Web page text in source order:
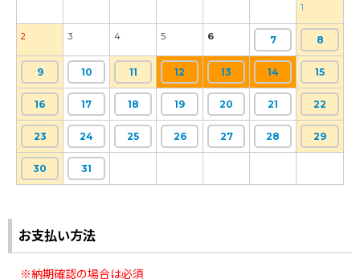
1
2 3 4 5 6 7 8
9 10 11 12 13 14 15
16 17 18 19 20 21 22
23 24 25 26 27 28 29
30 31
お支払い方法
※納期確認の場合は必須